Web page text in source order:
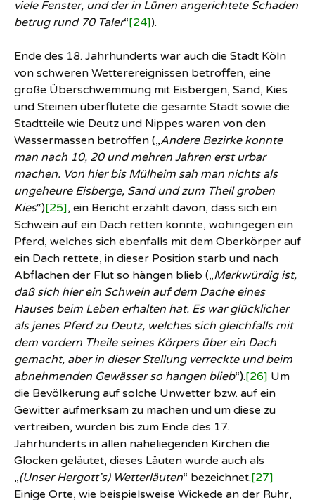
viele Fenster, und der in Lünen angerichtete Schaden
betrug rund 70 Taler“[24]).
Ende des 18. Jahrhunderts war auch die Stadt Köln
von schweren Wetterereignissen betroffen, eine
große Überschwemmung mit Eisbergen, Sand, Kies
und Steinen überflutete die gesamte Stadt sowie die
Stadtteile wie Deutz und Nippes waren von den
Wassermassen betroffen („Andere Bezirke konnte
man nach 10, 20 und mehren Jahren erst urbar
machen. Von hier bis Mülheim sah man nichts als
ungeheure Eisberge, Sand und zum Theil groben
Kies“)[25], ein Bericht erzählt davon, dass sich ein
Schwein auf ein Dach retten konnte, wohingegen ein
Pferd, welches sich ebenfalls mit dem Oberkörper auf
ein Dach rettete, in dieser Position starb und nach
Abflachen der Flut so hängen blieb („Merkwürdig ist,
daß sich hier ein Schwein auf dem Dache eines
Hauses beim Leben erhalten hat. Es war glücklicher
als jenes Pferd zu Deutz, welches sich gleichfalls mit
dem vordern Theile seines Körpers über ein Dach
gemacht, aber in dieser Stellung verreckte und beim
abnehmenden Gewässer so hangen blieb“).[26] Um
die Bevölkerung auf solche Unwetter bzw. auf ein
Gewitter aufmerksam zu machen und um diese zu
vertreiben, wurden bis zum Ende des 17.
Jahrhunderts in allen naheliegenden Kirchen die
Glocken geläutet, dieses Läuten wurde auch als
„(Unser Hergott’s) Wetterläuten“ bezeichnet.[27]
Einige Orte, wie beispielsweise Wickede an der Ruhr,